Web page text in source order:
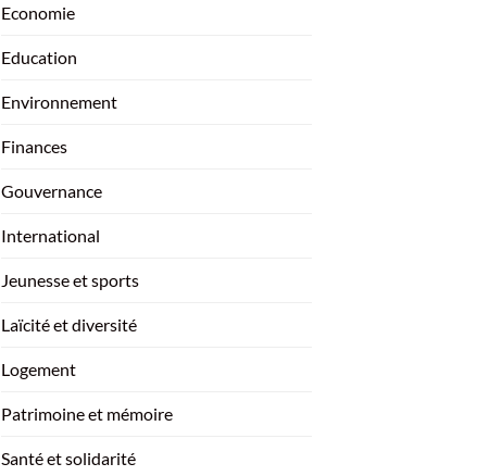
Economie
Education
Environnement
Finances
Gouvernance
International
Jeunesse et sports
Laïcité et diversité
Logement
Patrimoine et mémoire
Santé et solidarité